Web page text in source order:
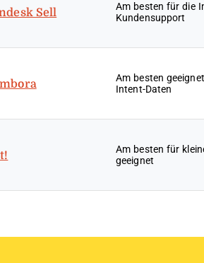
Sell
Am besten für die
Kundensupport
Am besten
Intent-Daten
Am besten für
geeignet